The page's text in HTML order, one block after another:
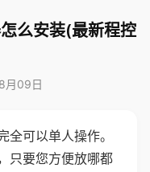
么安装(最新程控
月09日
可以单人操作。
只要您方便放哪都